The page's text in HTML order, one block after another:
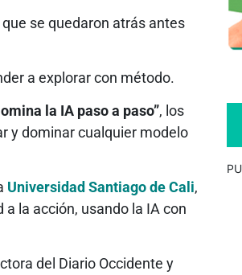
se quedaron atrás antes
a explorar con método.
la IA paso a paso”, los
y dominar cualquier modelo
Universidad Santiago de Cali,
la acción, usando la IA con
del Diario Occidente y